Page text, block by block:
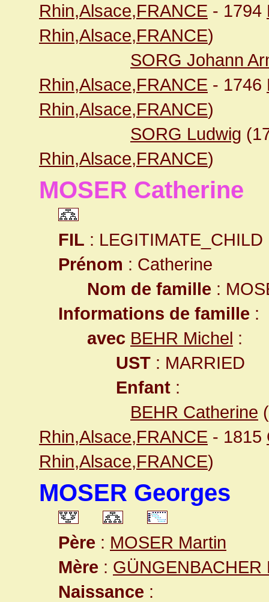
Rhin,Alsace,FRANCE - 1794
Rhin,Alsace,FRANCE)
SORG Johann
Rhin,Alsace,FRANCE - 1746
Rhin,Alsace,FRANCE)
SORG Ludwig
Rhin,Alsace,FRANCE)
MOSER Catherine
FIL : LEGITIMATE_CHILD
Prénom : Catherine
Nom de famille :
Informations de famille :
avec BEHR Michel :
UST : MARRIED
Enfant :
BEHR Catherine
Rhin,Alsace,FRANCE - 1815
Rhin,Alsace,FRANCE)
MOSER Georges
Père : MOSER Martin
Mère : GÜNGENBACHER
Naissance :